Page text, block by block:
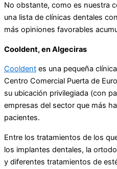
No obstante, como es nuestra
una lista de clínicas dentales
más opiniones favorables
Cooldent, en Algeciras
Cooldent es una pequeña
Centro Comercial Puerta de
su ubicación privilegiada (con
empresas del sector que más
pacientes.
Entre los tratamientos de los
los implantes dentales, la
y diferentes tratamientos de